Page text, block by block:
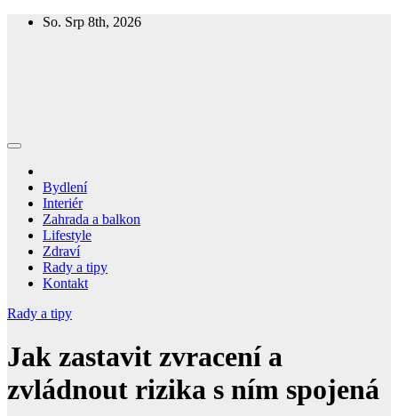
Skip
So. Srp 8th, 2026
Bydlení
Interiér
Zahrada a balkon
Lifestyle
Zdraví
Rady a tipy
Kontakt
Rady a tipy
Jak zastavit zvracení a
zvládnout rizika s ním spojená